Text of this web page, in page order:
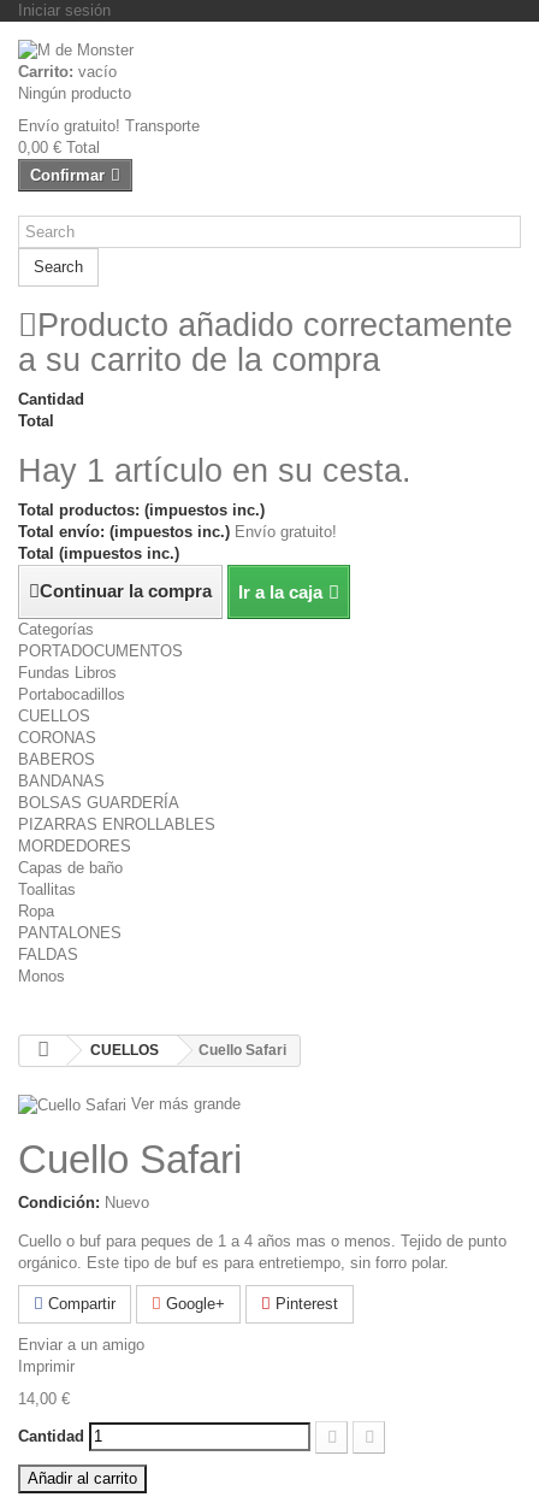
Iniciar sesión
Carrito: vacío
Ningún producto
Envío gratuito! Transporte
0,00 € Total
Confirmar
Search
Producto añadido correctamente
a su carrito de la compra
Cantidad
Total
Hay 1 artículo en su cesta.
Total productos: (impuestos inc.)
Total envío: (impuestos inc.) Envío gratuito!
Total (impuestos inc.)
Continuar la compra Ir a la caja
Categorías
PORTADOCUMENTOS
Fundas Libros
Portabocadillos
CUELLOS
CORONAS
BABEROS
BANDANAS
BOLSAS GUARDERÍA
PIZARRAS ENROLLABLES
MORDEDORES
Capas de baño
Toallitas
Ropa
PANTALONES
FALDAS
Monos
CUELLOS Cuello Safari
Ver más grande
Cuello Safari
Condición: Nuevo
Cuello o buf para peques de 1 a 4 años mas o menos. Tejido de punto
orgánico. Este tipo de buf es para entretiempo, sin forro polar.
Compartir Google+ Pinterest
Enviar a un amigo
Imprimir
14,00 €
Cantidad
Añadir al carrito